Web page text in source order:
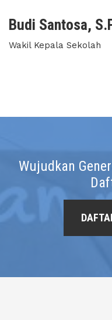
Budi Santosa,
Wakil Kepala Sekolah
Wujudkan